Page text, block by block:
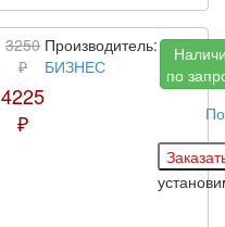
3250
₽
4225
₽
Производитель:
БИЗНЕС
по